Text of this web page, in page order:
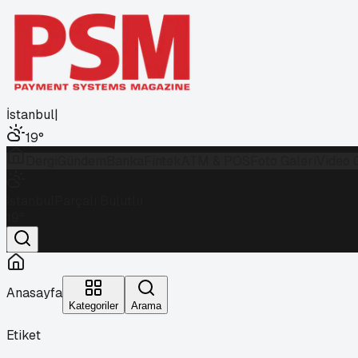
İstanbul|
19°
Anasayfa
Kategoriler Arama
Etiket